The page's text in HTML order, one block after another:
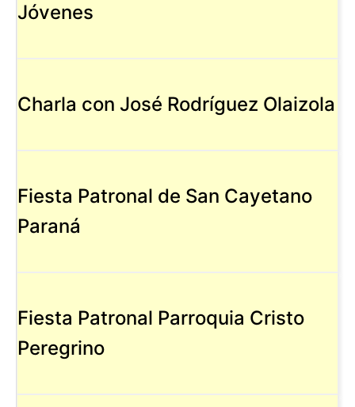
Jóvenes
Charla con José Rodríguez Olaizola
Fiesta Patronal de San Cayetano
Paraná
Fiesta Patronal Parroquia Cristo
Peregrino